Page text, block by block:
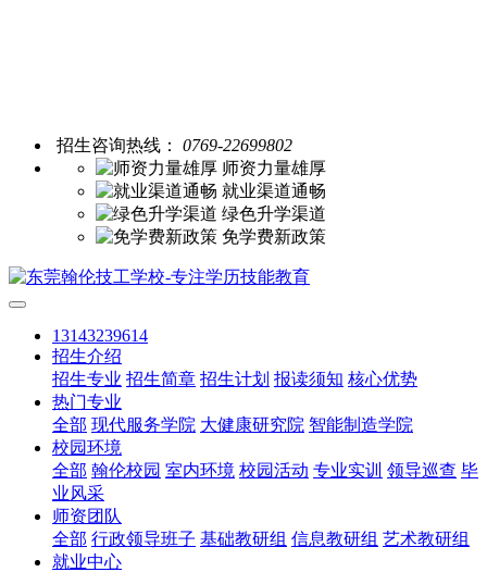
招生咨询热线：
0769-22699802
师资力量雄厚
就业渠道通畅
绿色升学渠道
免学费新政策
13143239614
招生介绍
招生专业 招生简章 招生计划 报读须知 核心优势
热门专业
全部 现代服务学院 大健康研究院 智能制造学院
校园环境
全部 翰伦校园 室内环境 校园活动 专业实训 领导巡查 毕
业风采
师资团队
全部 行政领导班子 基础教研组 信息教研组 艺术教研组
就业中心